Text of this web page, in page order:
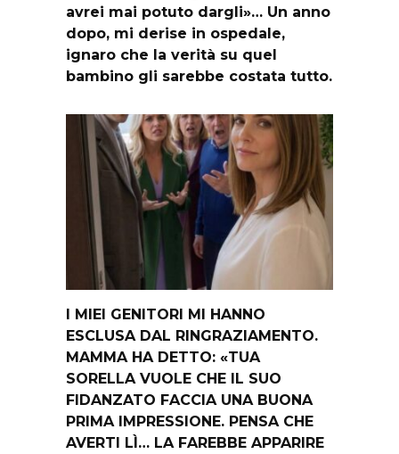
avrei mai potuto dargli»… Un anno
dopo, mi derise in ospedale,
ignaro che la verità su quel
bambino gli sarebbe costata tutto.
I MIEI GENITORI MI HANNO
ESCLUSA DAL RINGRAZIAMENTO.
MAMMA HA DETTO: «TUA
SORELLA VUOLE CHE IL SUO
FIDANZATO FACCIA UNA BUONA
PRIMA IMPRESSIONE. PENSA CHE
AVERTI LÌ… LA FAREBBE APPARIRE